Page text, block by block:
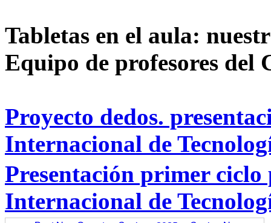
Tabletas en el aula:
Equipo de profesores del
Proyecto dedos.
Internacional de
Presentación primer
Internacional de